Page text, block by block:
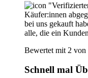
Käufer:innen
bei uns gekauft
alle, die ein
Bewertet mit 2 von
Schnell mal